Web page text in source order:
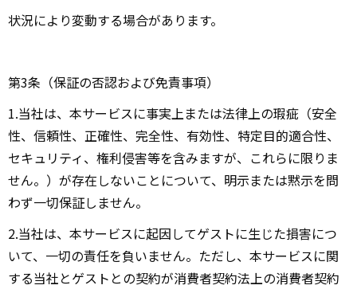
状況により変動する場合があります。
第3条（保証の否認および免責事項）
1.当社は、本サービスに事実上または法律上の瑕疵（安全
性、信頼性、正確性、完全性、有効性、特定目的適合性、
セキュリティ、権利侵害等を含みますが、これらに限りま
せん。）が存在しないことについて、明示または黙示を問
わず一切保証しません。
2.当社は、本サービスに起因してゲストに生じた損害につ
いて、一切の責任を負いません。ただし、本サービスに関
する当社とゲストとの契約が消費者契約法上の消費者契約